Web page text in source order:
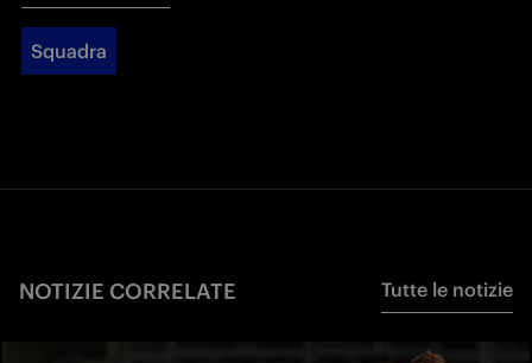
Squadra
NOTIZIE CORRELATE Tutte le notizie